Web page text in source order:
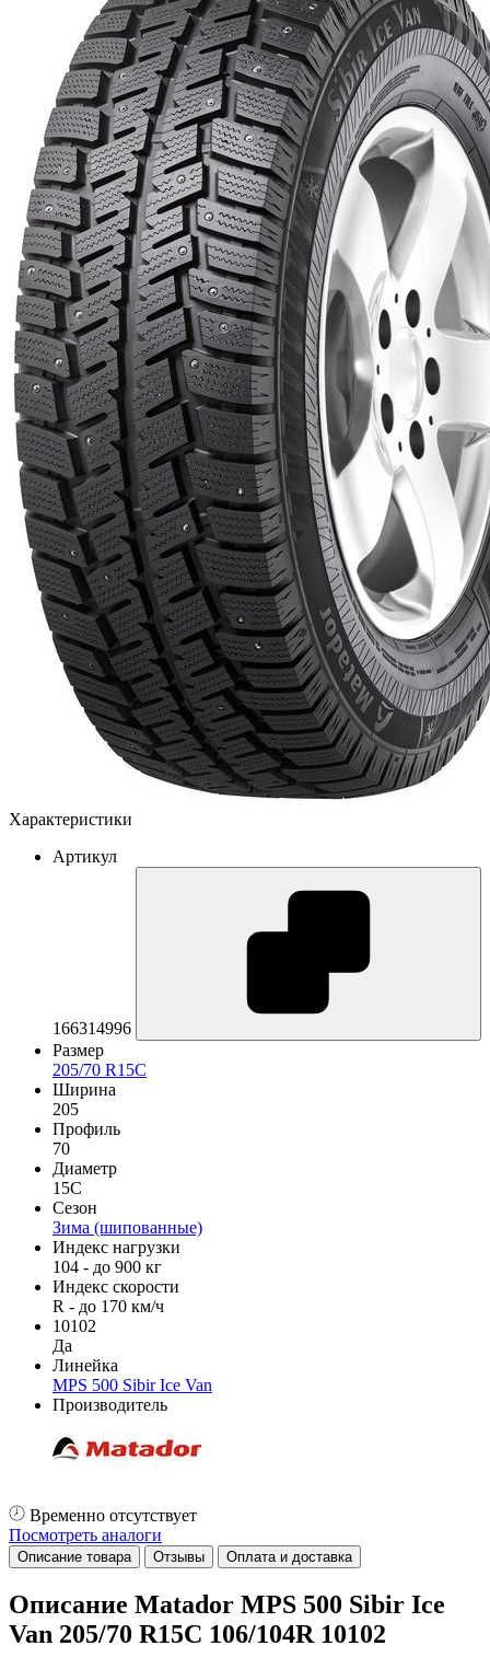
Характеристики
Артикул
166314996
Размер
205/70 R15C
Ширина
205
Профиль
70
Диаметр
15C
Сезон
Зима (шипованные)
Индекс нагрузки
104 - до 900 кг
Индекс скорости
R - до 170 км/ч
10102
Да
Линейка
MPS 500 Sibir Ice Van
Производитель
Временно отсутствует
Посмотреть аналоги
Описание товара Отзывы Оплата и доставка
Описание Matador MPS 500 Sibir Ice
Van 205/70 R15C 106/104R 10102